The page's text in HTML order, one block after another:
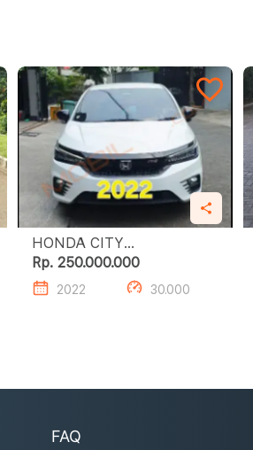
HONDA CITY
HATCHBACK RS
Rp. 250.000.000
2022 30.000
FAQ